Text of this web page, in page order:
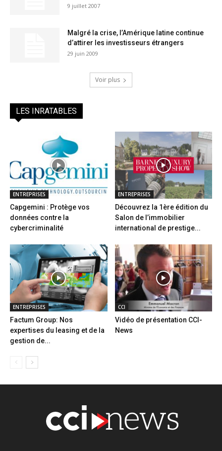
9 juillet 2007
Malgré la crise, l’Amérique latine continue
d’attirer les investisseurs étrangers
29 juin 2009
Voir plus
LES INRATABLES
ENTREPRISES
Capgemini : Protège vos
données contre la
cybercriminalité
ENTREPRISES
Découvrez la 1ère édition du
Salon de l’immobilier
international de prestige...
ENTREPRISES
Factum Group: Nos
expertises du leasing et de la
gestion de...
CCI
Vidéo de présentation CCI-
News